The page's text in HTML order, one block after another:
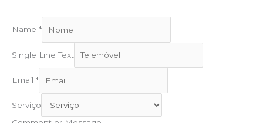
Name *
Single Line Text
Email *
Serviço